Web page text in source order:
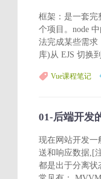
框架：是一套完
个项目。node
法完成某些需求
库)从 EJS 切换
Vue课程笔记
01-后端开发
现在网站开发一
送和响应数据,[
都是出于分离状